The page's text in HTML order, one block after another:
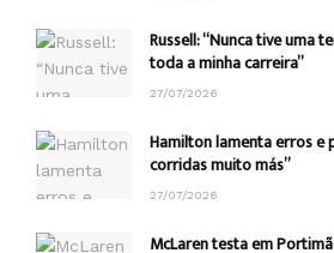
Russell: “Nunca tive uma
toda a minha carreira”
27/07/2026
Hamilton lamenta erros e
corridas muito más”
27/07/2026
McLaren testa em